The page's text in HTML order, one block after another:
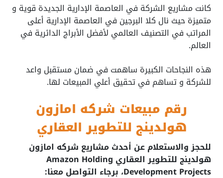
كانت مشاريع الشركة في العاصمة الإدارية الجديدة قوية و
متميزة حيث نال كلا البرجين في العاصمة الإدارية أعلى
المراتب في التصنيف العالمي لأفضل الأبراج الدائرية في
العالم.
هذه النجاحات الكبيرة ساهمت في ضمان مستقبل واعد
للشركة و تساهم في تحقيق أعلي المبيعات لها.
رقم مبيعات شركه امازون
هولدينج للتطوير العقاري
للحجز والاستعلام عن أحدث مشاريع شركه امازون
هولدينج للتطوير العقاري Amazon Holding
Development Projects، برجاء التواصل معنا: